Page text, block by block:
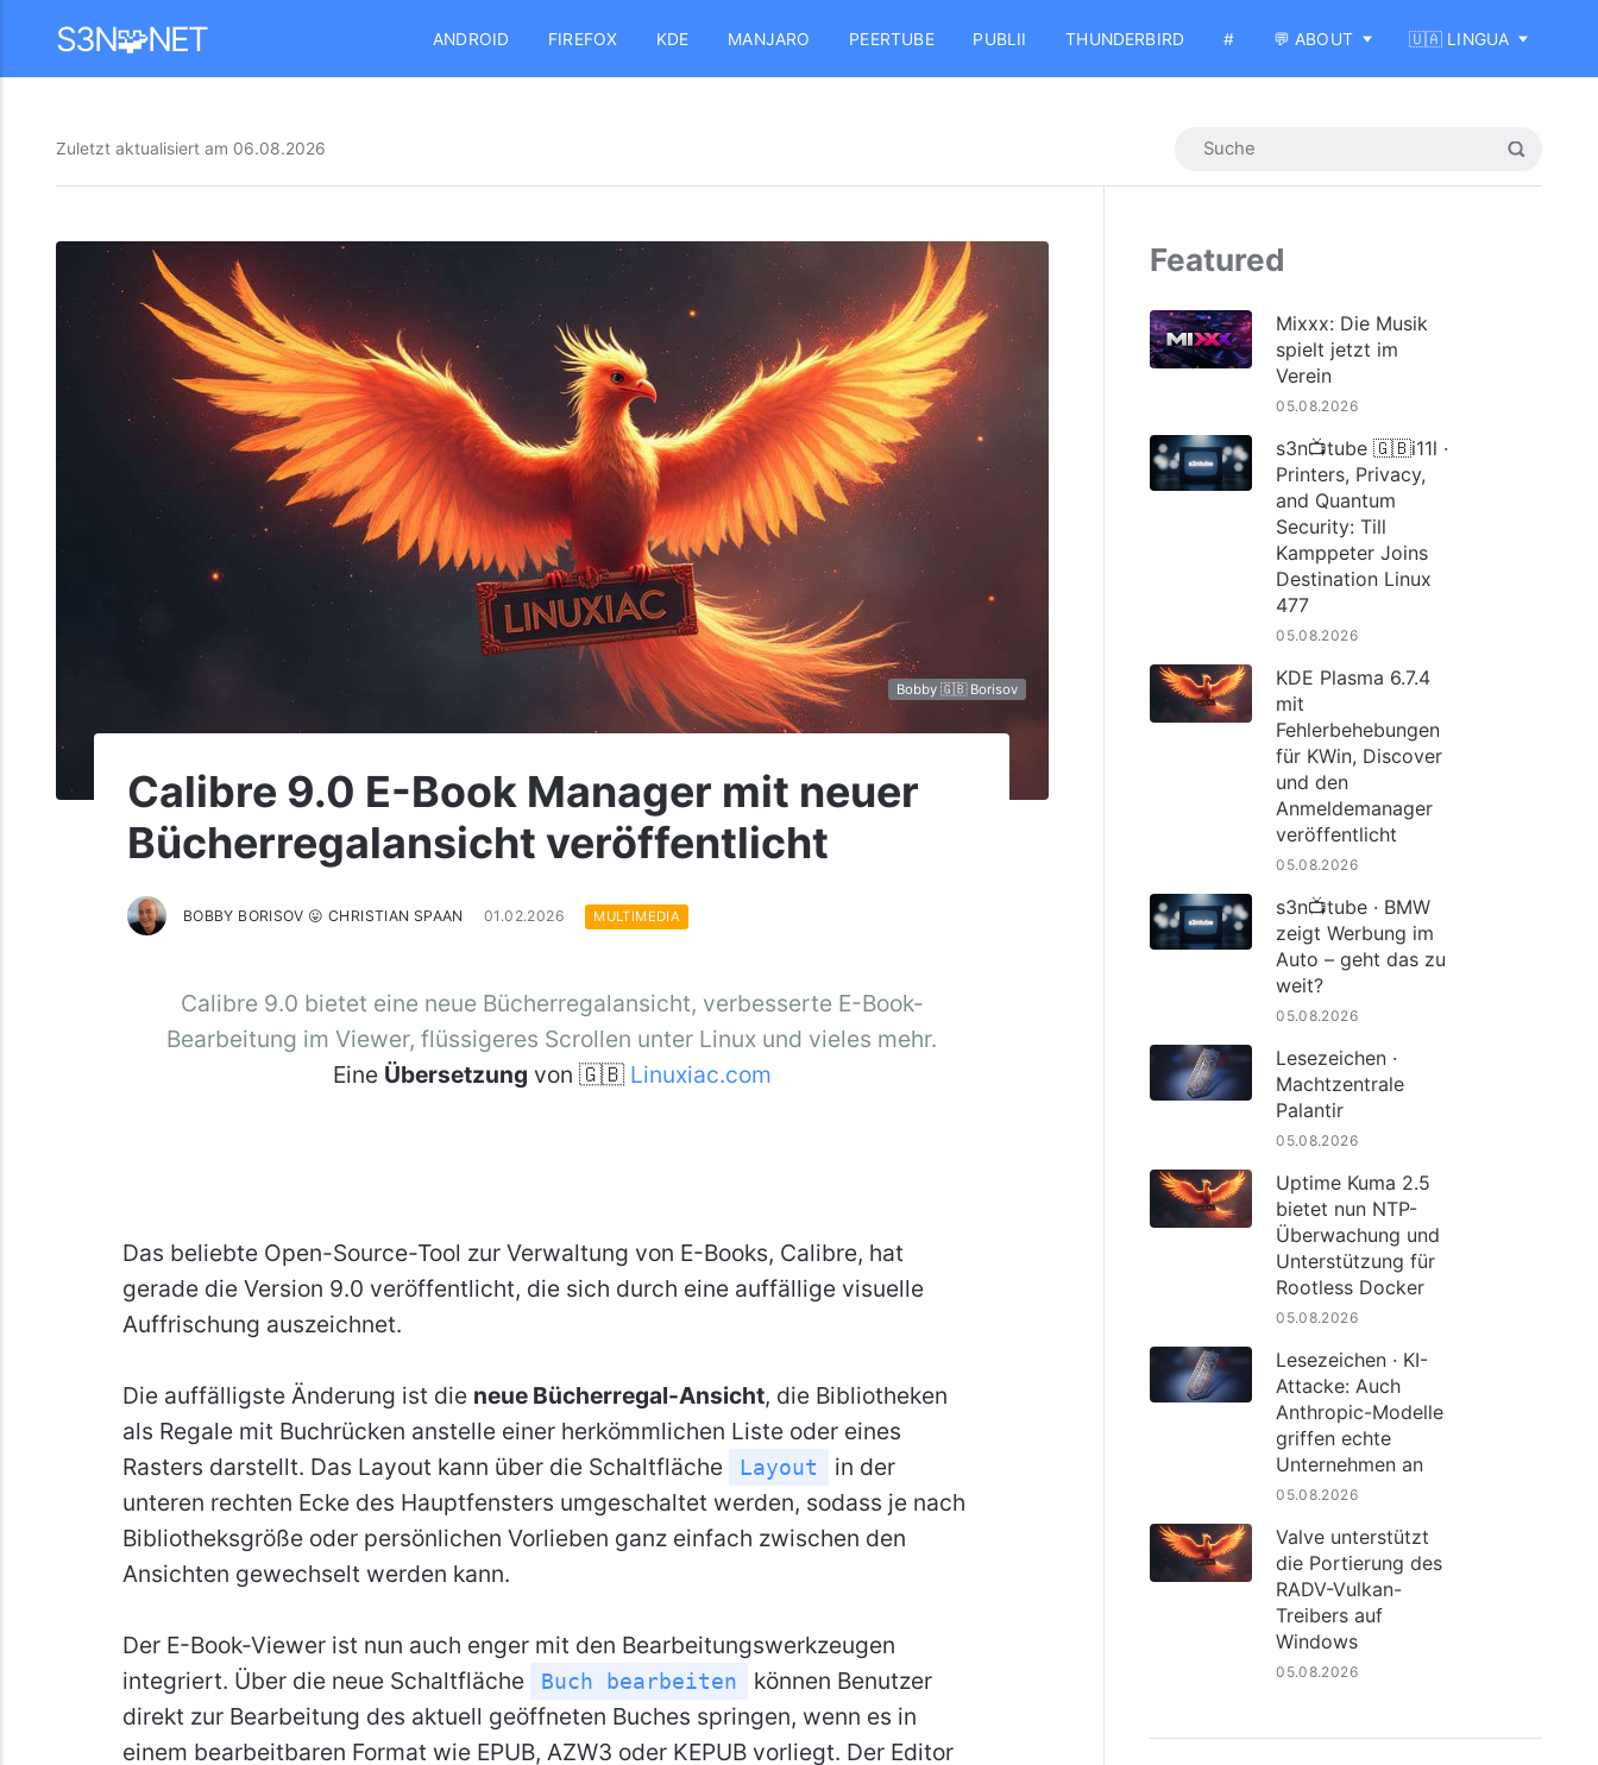
S3N🧩NET ANDROID FIREFOX KDE MANJARO PEERTUBE PUBLII THUNDERBIRD # 💬 ABOUT 🇺🇦 LINGUA
Zuletzt aktualisiert am 06.08.2026
Bobby 🇬🇧 Borisov
Calibre 9.0 E-Book Manager mit neuer
Bücherregalansicht veröffentlicht
BOBBY BORISOV 😛 CHRISTIAN SPAAN 01.02.2026 MULTIMEDIA
Calibre 9.0 bietet eine neue Bücherregalansicht, verbesserte E-Book-
Bearbeitung im Viewer, flüssigeres Scrollen unter Linux und vieles mehr.
Eine Übersetzung von 🇬🇧 Linuxiac.com
Das beliebte Open-Source-Tool zur Verwaltung von E-Books, Calibre, hat
gerade die Version 9.0 veröffentlicht, die sich durch eine auffällige visuelle
Auffrischung auszeichnet.
Die auffälligste Änderung ist die neue Bücherregal-Ansicht, die Bibliotheken
als Regale mit Buchrücken anstelle einer herkömmlichen Liste oder eines
Rasters darstellt. Das Layout kann über die Schaltfläche
Layout
in der
unteren rechten Ecke des Hauptfensters umgeschaltet werden, sodass je nach
Bibliotheksgröße oder persönlichen Vorlieben ganz einfach zwischen den
Ansichten gewechselt werden kann.
Der E-Book-Viewer ist nun auch enger mit den Bearbeitungswerkzeugen
integriert. Über die neue Schaltfläche
Buch bearbeiten
können Benutzer
direkt zur Bearbeitung des aktuell geöffneten Buches springen, wenn es in
einem bearbeitbaren Format wie EPUB, AZW3 oder KEPUB vorliegt. Der Editor
Featured
Mixxx: Die Musik
spielt jetzt im
Verein
05.08.2026
s3n📺tube 🇬🇧i11l ·
Printers, Privacy,
and Quantum
Security: Till
Kamppeter Joins
Destination Linux
477
05.08.2026
KDE Plasma 6.7.4
mit
Fehlerbehebungen
für KWin, Discover
und den
Anmeldemanager
veröffentlicht
05.08.2026
s3n📺tube · BMW
zeigt Werbung im
Auto – geht das zu
weit?
05.08.2026
Lesezeichen ·
Machtzentrale
Palantir
05.08.2026
Uptime Kuma 2.5
bietet nun NTP-
Überwachung und
Unterstützung für
Rootless Docker
05.08.2026
Lesezeichen · KI-
Attacke: Auch
Anthropic-Modelle
griffen echte
Unternehmen an
05.08.2026
Valve unterstützt
die Portierung des
RADV-Vulkan-
Treibers auf
Windows
05.08.2026